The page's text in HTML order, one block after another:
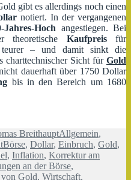
gibt es allerdings noch einen
notiert. In der vergangenen
Jahres-Hoch angestiegen. Bei
theoretische Kaufpreisfür
teurer – und damit sinkt die
charttechnischer Sicht für Gold
dauerhaft über 1750 Dollar
bis in den Bereich um 1680
BreithauptKategorien
Allgemein,
Schlagwörter
Börse, Dollar, Einbruch, Gold,
, Inflation, Korrektur am
an der Börse,
Gold, Wirtschaft,